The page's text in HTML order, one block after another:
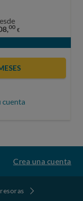
00 €
cuenta
Crea una cuenta